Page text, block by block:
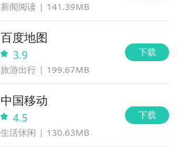
新闻阅读 141.39MB
百度地图
3.9
旅游出行 199.67MB
下载
中国移动
4.5
生活休闲 130.63MB
下载